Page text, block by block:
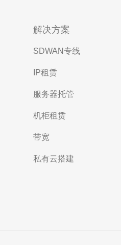
解决方案
SDWAN专线
IP租赁
服务器托管
机柜租赁
带宽
私有云搭建